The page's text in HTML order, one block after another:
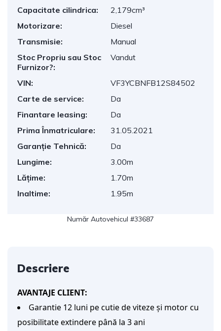
Capacitate cilindrica:
2,179cm³
Motorizare:
Diesel
Transmisie:
Manual
Stoc Propriu sau Stoc
Furnizor?:
Vandut
VIN:
VF3YCBNFB12S84502
Carte de service:
Da
Finantare leasing:
Da
Prima Înmatriculare:
31.05.2021
Garanție Tehnică:
Da
Lungime:
3.00m
Lățime:
1.70m
Inaltime:
1.95m
Număr Autovehicul #33687
Descriere
AVANTAJE CLIENT:
Garantie 12 luni pe cutie de viteze și motor cu
posibilitate extindere până la 3 ani